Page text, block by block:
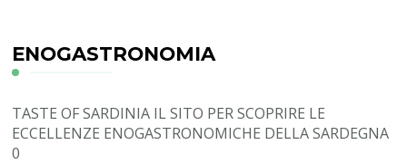
ENOGASTRONOMIA
TASTE OF SARDINIA IL SITO PER SCOPRIRE LE
ECCELLENZE ENOGASTRONOMICHE DELLA SARDEGNA
0